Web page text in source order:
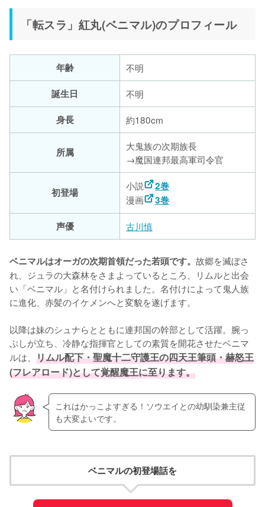
「転スラ」紅丸(ベニマル)のプロフィール
年齢
不明
誕生日
不明
身長
約180cm
所属
大鬼族の次期族長
→魔国連邦最高軍司令官
初登場
小説
2巻
漫画
3巻
声優
古川慎
ベニマルはオーガの次期首領だった若頭です。 故郷を滅ぼさ
れ、ジュラの大森林をさまよっているところ、リムルと出会
い「ベニマル」と名付けられました。名付けによって鬼人族
に進化、赤髪のイケメンへと変貌を遂げます。
以降は妹のシュナらとともに連邦国の幹部として活躍。腕っ
ぷしが立ち、冷静な指揮官としての素質を開花させたベニマ
ルは、 リムル配下・聖魔十二守護王の四天王筆頭・赫怒王
(フレアロード)として覚醒魔王に至ります。
これはかっこよすぎる！ソウエイとの幼馴染兼主従
も大変よいです。
ベニマルの初登場話を